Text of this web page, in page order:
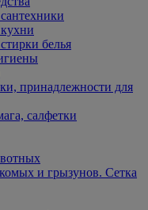
белья
принадлежности для
салфетки
и грызунов. Сетка